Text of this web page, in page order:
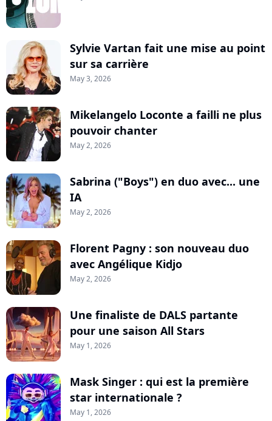
Sylvie Vartan fait une mise au point
sur sa carrière
May 3, 2026
Mikelangelo Loconte a failli ne plus
pouvoir chanter
May 2, 2026
Sabrina ("Boys") en duo avec... une
IA
May 2, 2026
Florent Pagny : son nouveau duo
avec Angélique Kidjo
May 2, 2026
Une finaliste de DALS partante
pour une saison All Stars
May 1, 2026
Mask Singer : qui est la première
star internationale ?
May 1, 2026